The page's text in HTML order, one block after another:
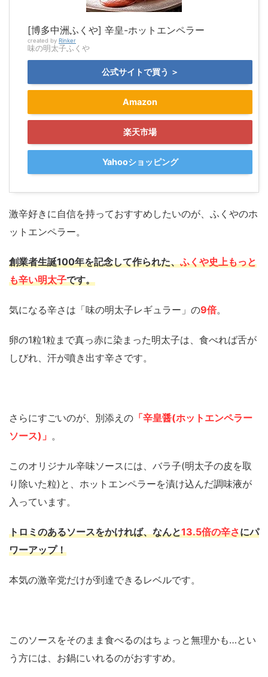
[博多中洲ふくや] 辛皇-ホットエンペラー
created by Rinker
味の明太子ふくや
公式サイトで買う ＞
Amazon
楽天市場
Yahooショッピング
激辛好きに自信を持っておすすめしたいのが、ふくやのホ
ットエンペラー。
創業者生誕100年を記念して作られた、ふくや史上もっと
も辛い明太子です。
気になる辛さは「味の明太子レギュラー」の9倍。
卵の1粒1粒まで真っ赤に染まった明太子は、食べれば舌が
しびれ、汗が噴き出す辛さです。
さらにすごいのが、別添えの 「辛皇醤(ホットエンペラー
ソース)」 。
このオリジナル辛味ソースには、バラ子(明太子の皮を取
り除いた粒)と、ホットエンペラーを漬け込んだ調味液が
入っています。
トロミのあるソースをかければ、なんと13.5倍の辛さにパ
ワーアップ！
本気の激辛党だけが到達できるレベルです。
このソースをそのまま食べるのはちょっと無理かも…とい
う方には、お鍋にいれるのがおすすめ。